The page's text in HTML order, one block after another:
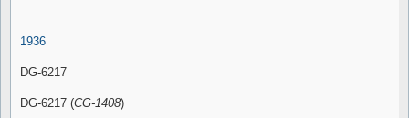
1936
DG-6217
DG-6217 (CG-1408)